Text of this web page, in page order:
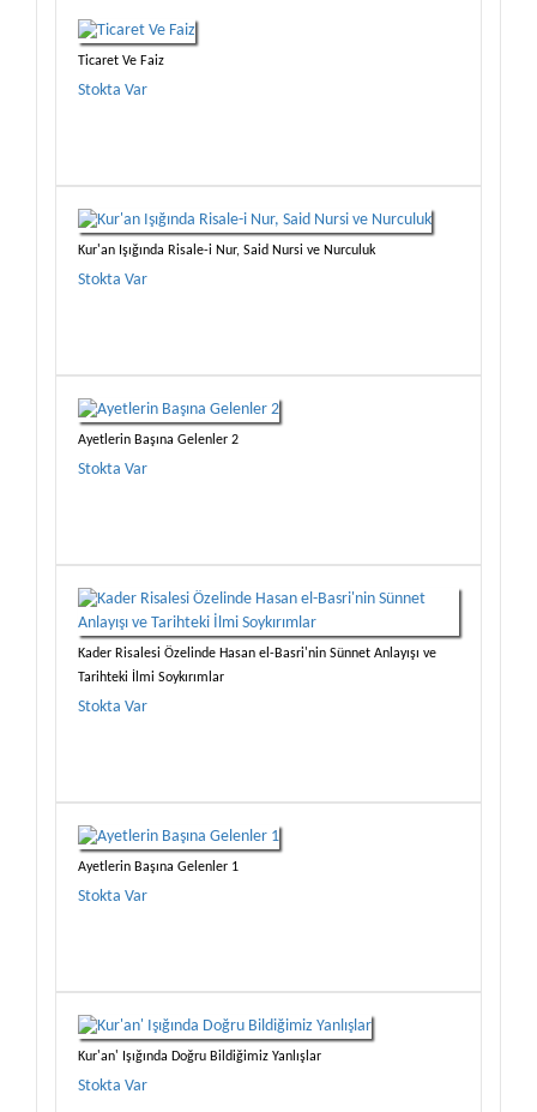
Ticaret Ve Faiz
Stokta Var
Kur'an Işığında Risale-i Nur, Said Nursi ve Nurculuk
Stokta Var
Ayetlerin Başına Gelenler 2
Stokta Var
Kader Risalesi Özelinde Hasan el-Basri'nin Sünnet Anlayışı ve
Tarihteki İlmi Soykırımlar
Stokta Var
Ayetlerin Başına Gelenler 1
Stokta Var
Kur'an' Işığında Doğru Bildiğimiz Yanlışlar
Stokta Var